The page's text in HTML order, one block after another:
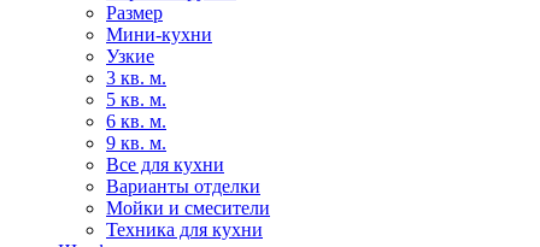
Размер
Мини-кухни
Узкие
3 кв. м.
5 кв. м.
6 кв. м.
9 кв. м.
Все для кухни
Варианты отделки
Мойки и смесители
Техника для кухни